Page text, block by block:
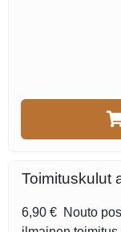
Toimituskulut
6,90 € Nouto